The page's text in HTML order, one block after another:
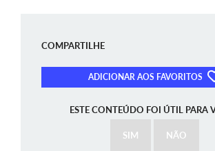
COMPARTILHE
ADICIONAR AOS FAVORITOS
ESTE CONTEÚDO FOI ÚTIL PARA
SIM NÃO